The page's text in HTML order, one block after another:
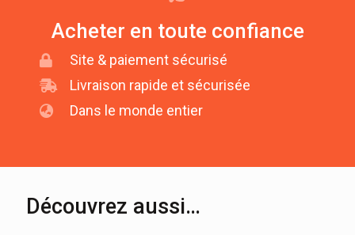
Acheter en toute confiance
Site & paiement sécurisé
Livraison rapide et sécurisée
Dans le monde entier
Découvrez aussi…